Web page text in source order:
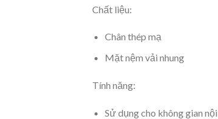
Chất liệu:
Chân thép mạ
Mặt nệm vải nhung
Tính năng:
Sử dụng cho không gian